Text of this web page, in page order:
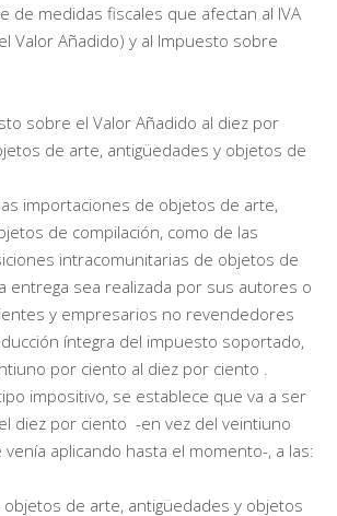
de medidas fiscales que afectan al IVA
Valor Añadido) y al Impuesto sobre
sobre el Valor Añadido al diez por
de arte, antigüedades y objetos de
importaciones de objetos de arte,
de compilación, como de las
intracomunitarias de objetos de
entrega sea realizada por sus autores o
y empresarios no revendedores
íntegra del impuesto soportado,
por ciento al diez por ciento .
impositivo, se establece que va a ser
diez por ciento -en vez del veintiuno
aplicando hasta el momento-, a las:
de arte, antigüedades y objetos